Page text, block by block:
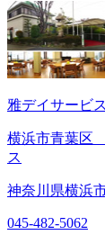
雅デイサービス
横浜市青葉区
ス
神奈川県横浜
045-482-5062